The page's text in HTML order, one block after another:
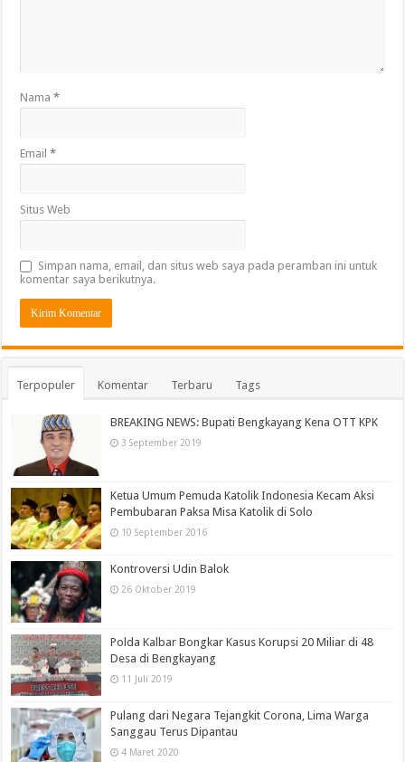
Nama*
Email*
Situs Web
Simpan nama, email, dan situs web saya pada peramban ini untuk
komentar saya berikutnya.
Terpopuler Komentar Terbaru Tags
BREAKING NEWS: Bupati Bengkayang Kena OTT KPK
3 September 2019
Ketua Umum Pemuda Katolik Indonesia Kecam Aksi
Pembubaran Paksa Misa Katolik di Solo
10 September 2016
Kontroversi Udin Balok
26 Oktober 2019
Polda Kalbar Bongkar Kasus Korupsi 20 Miliar di 48
Desa di Bengkayang
11 Juli 2019
Pulang dari Negara Tejangkit Corona, Lima Warga
Sanggau Terus Dipantau
4 Maret 2020